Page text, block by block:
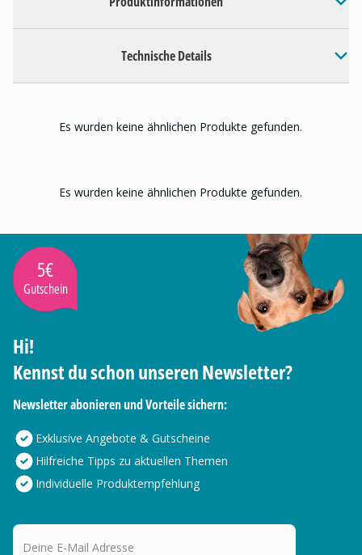
Technische Details
Es wurden keine ähnlichen Produkte gefunden.
Es wurden keine ähnlichen Produkte gefunden.
5€
Gutschein
Hi!
Kennst du schon unseren Newsletter?
Newsletter abonieren und Vorteile sichern:
Exklusive Angebote & Gutscheine
Hilfreiche Tipps zu aktuellen Themen
Individuelle Produktempfehlung
Deine E-Mail Adresse